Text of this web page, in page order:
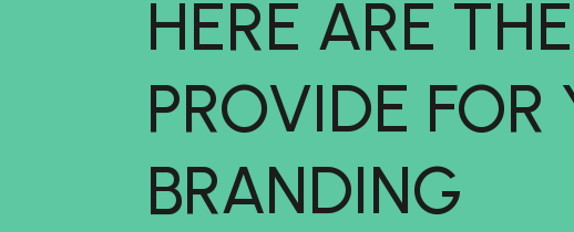
HERE ARE
PROVIDE FOR
BRANDING